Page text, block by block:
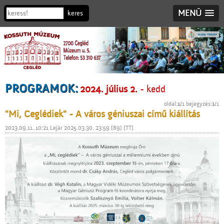
MENÜ
PROGRAMOK:2024. július 2. - kedd
oldal:1/1 bejegyzés:1/1
"Mi, Ceglédiek" - A város géniuszai című kiállítás
2023.09.11. 10:21 Lejár 2025.03.30. 23:59 [89] [TT]